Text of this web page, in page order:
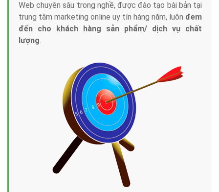
Web chuyên sâu trong nghề, được đào tạo bài bản tại
trung tâm marketing online uy tín hàng năm, luôn đem
đến cho khách hàng sản phẩm/ dịch vụ chất
lượng.